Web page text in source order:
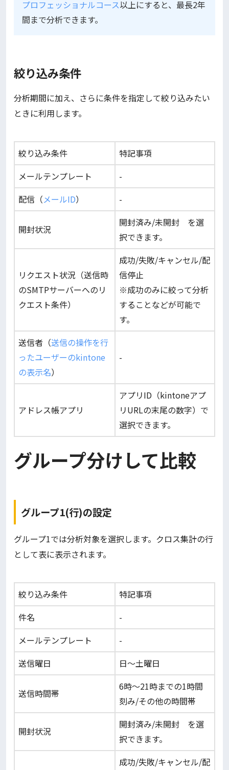
プロフェッショナルコース以上にすると、最長2年
間まで分析できます。
絞り込み条件
分析期間に加え、さらに条件を指定して絞り込みたい
ときに利用します。
絞り込み条件
特記事項
メールテンプレート
-
配信（メールID） -
開封状況
開封済み/未開封 を選
択できます。
リクエスト状況（送信時
のSMTPサーバーへのリ
クエスト条件）
成功/失敗/キャンセル/配
信停止
※成功のみに絞って分析
することなどが可能で
す。
送信者（送信の操作を行
ったユーザーのkintone
の表示名）
-
アドレス帳アプリ
アプリID（kintoneアプ
リURLの末尾の数字）で
選択できます。
グループ分けして比較
グループ1(行)の設定
グループ1では分析対象を選択します。クロス集計の行
として表に表示されます。
絞り込み条件
特記事項
件名
-
メールテンプレート
-
送信曜日
日～土曜日
送信時間帯
6時～21時までの1時間
刻み/その他の時間帯
開封状況
開封済み/未開封 を選
択できます。
成功/失敗/キャンセル/配